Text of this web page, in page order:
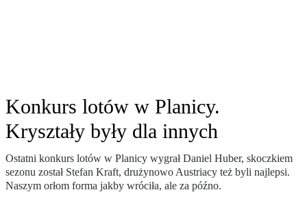
Konkurs lotów w Planicy.
Kryształy były dla innych
Ostatni konkurs lotów w Planicy wygrał Daniel Huber, skoczkiem
sezonu został Stefan Kraft, drużynowo Austriacy też byli najlepsi.
Naszym orłom forma jakby wróciła, ale za późno.